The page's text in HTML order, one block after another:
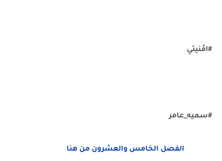
#امُنيتي
#سميه_عامر
الفصل الخامس والعشرون من هنا